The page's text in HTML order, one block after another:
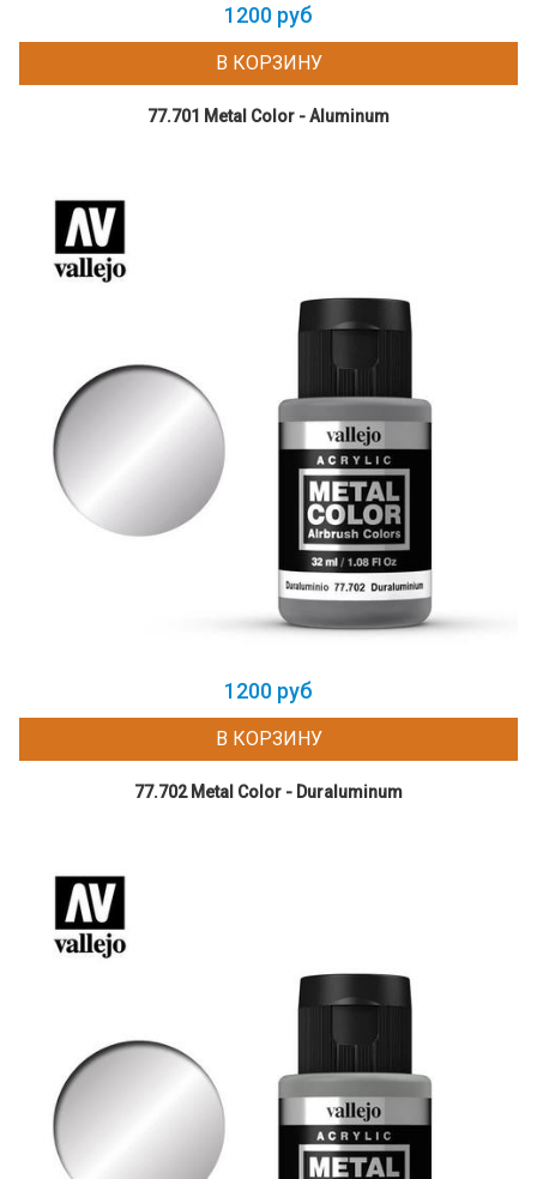
1200 руб
В КОРЗИНУ
77.701 Metal Color - Aluminum
1200 руб
В КОРЗИНУ
77.702 Metal Color - Duraluminum